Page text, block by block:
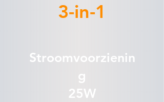
3-in-1
Stroomvoorzienin
g
25W